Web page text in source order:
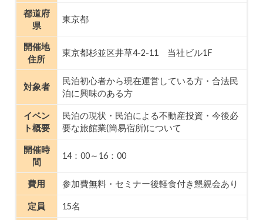
都道府
県
東京都
開催地
住所
東京都杉並区井草4-2-11 当社ビル1F
対象者
民泊初心者から現在運営している方・合法民
泊に興味のある方
イベン
ト概要
民泊の現状・民泊による不動産投資・今後必
要な旅館業(簡易宿所)について
開催時
間
14：00～16：00
費用 参加費無料・セミナー後軽食付き懇親会あり
定員 15名